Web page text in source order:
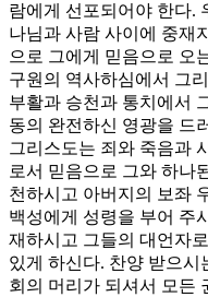
람에게 선포되어야 한다.
나님과 사람 사이에 중재
으로 그에게 믿음으로 오
구원의 역사하심에서 그
부활과 승천과 통치에서
동의 완전하신 영광을 드
그리스도는 죄와 죽음과
로서 믿음으로 그와 하나
천하시고 아버지의 보좌
백성에게 성령을 부어 주
재하시고 그들의 대언자
있게 하신다. 찬양 받으
회의 머리가 되셔서 모든